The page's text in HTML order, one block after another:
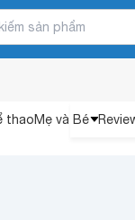
thaoMẹ và Bé